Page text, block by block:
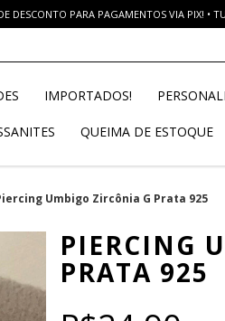
DESCONTO PARA PAGAMENTOS VIA PIX! •
IMPORTADOS!
QUEIMA DE ESTOQUE
Umbigo Zircônia G Prata 925
PIERCING
PRATA 925